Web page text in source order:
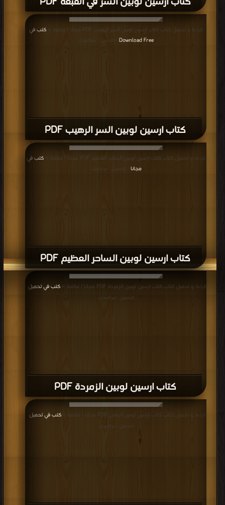
كتاب ارسين لوبين السر الرهيب PDF
قراءة و تحميل كتاب كتاب ارسين لوبين السر الرهيب PDF مجانا | مكتبة >
كتب في
Download Free
| التحميل : مرة/مرات
كتاب ارسين لوبين الساحر العظيم PDF
قراءة و تحميل كتاب كتاب ارسين لوبين الساحر العظيم PDF مجانا | مكتبة >
كتب في
مجانا | التحميل : مرة/مرات
كتاب ارسين لوبين الزمردة PDF
قراءة و تحميل كتاب كتاب ارسين لوبين الزمردة PDF مجانا | مكتبة > كتب في تحميل
التحميل : مرة/مرات
قراءة و تحميل كتاب كتاب ارسين لوبين الرهان PDF مجانا | مكتبة > كتب في تحميل
التحميل : مرة/مرات